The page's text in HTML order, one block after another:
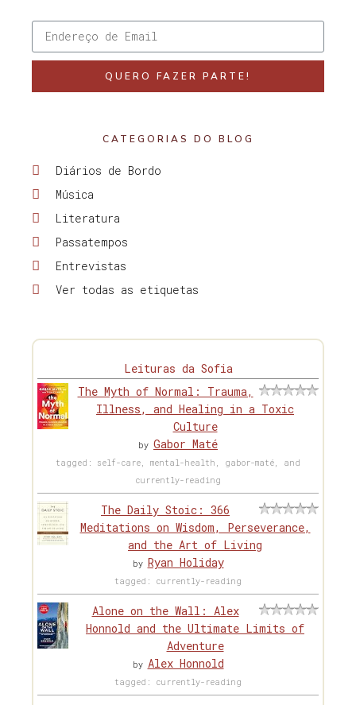
QUERO FAZER PARTE!
CATEGORIAS DO BLOG
Diários de Bordo
Música
Literatura
Passatempos
Entrevistas
Ver todas as etiquetas
Leituras da Sofia
The Myth of Normal: Trauma,
Illness, and Healing in a Toxic
Culture
by Gabor Maté
tagged: self-care, mental-health, gabor-maté, and
currently-reading
The Daily Stoic: 366
Meditations on Wisdom, Perseverance,
and the Art of Living
by Ryan Holiday
tagged: currently-reading
Alone on the Wall: Alex
Honnold and the Ultimate Limits of
Adventure
by Alex Honnold
tagged: currently-reading